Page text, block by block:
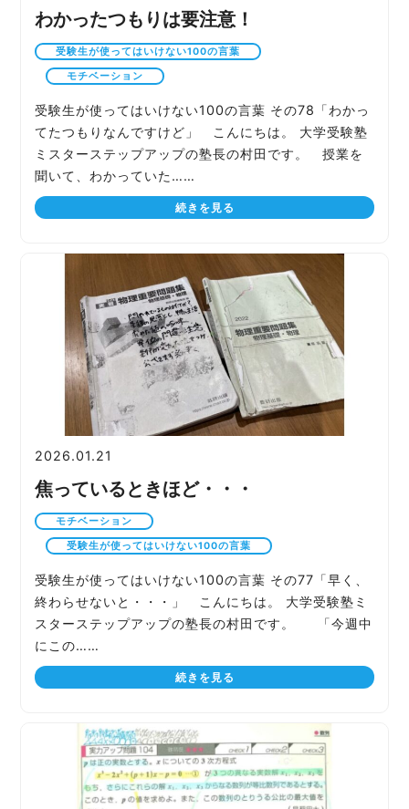
わかったつもりは要注意！
受験生が使ってはいけない100の言葉
モチベーション
受験生が使ってはいけない100の言葉 その78「わかっ
てたつもりなんですけど」 こんにちは。 大学受験塾
ミスターステップアップの塾長の村田です。 授業を
聞いて、わかっていた……
続きを見る
2026.01.21
焦っているときほど・・・
モチベーション
受験生が使ってはいけない100の言葉
受験生が使ってはいけない100の言葉 その77「早く、
終わらせないと・・・」 こんにちは。 大学受験塾ミ
スターステップアップの塾長の村田です。 「今週中
にこの……
続きを見る